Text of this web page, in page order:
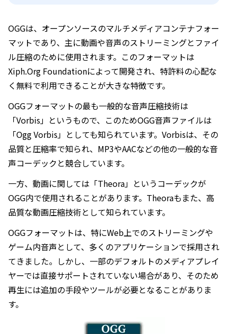
OGGは、オープンソースのマルチメディアコンテナフォー
マットであり、主に動画や音声のストリーミングとファイ
ル圧縮のために使用されます。このフォーマットは
Xiph.Org Foundationによって開発され、特許料の心配な
く無料で利用できることが大きな特徴です。
OGGフォーマットの最も一般的な音声圧縮技術は
「Vorbis」というもので、このためOGG音声ファイルは
「Ogg Vorbis」としても知られています。Vorbisは、その
品質と圧縮率で知られ、MP3やAACなどの他の一般的な音
声コーデックと競合しています。
一方、動画に関しては「Theora」というコーデックが
OGG内で使用されることがあります。Theoraもまた、高
品質な動画圧縮技術として知られています。
OGGフォーマットは、特にWeb上でのストリーミングや
ゲーム内音声として、多くのアプリケーションで採用され
てきました。しかし、一部のデフォルトのメディアプレイ
ヤーでは直接サポートされていない場合があり、そのため
再生には追加の手段やツールが必要となることがありま
す。